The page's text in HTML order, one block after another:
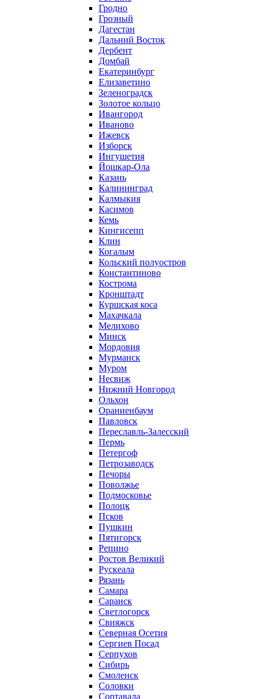
Гродно
Грозный
Дагестан
Дальний Восток
Дербент
Домбай
Екатеринбург
Елизаветино
Зеленоградск
Золотое кольцо
Ивангород
Иваново
Ижевск
Изборск
Ингушетия
Йошкар-Ола
Казань
Калининград
Калмыкия
Касимов
Кемь
Кингисепп
Клин
Когалым
Кольский полуостров
Константиново
Кострома
Кронштадт
Куршская коса
Махачкала
Мелихово
Минск
Мордовия
Мурманск
Муром
Несвиж
Нижний Новгород
Ольхон
Ораниенбаум
Павловск
Переславль-Залесский
Пермь
Петергоф
Петрозаводск
Печоры
Поволжье
Подмосковье
Полоцк
Псков
Пушкин
Пятигорск
Репино
Ростов Великий
Рускеала
Рязань
Самара
Саранск
Светлогорск
Свияжск
Северная Осетия
Сергиев Посад
Серпухов
Сибирь
Смоленск
Соловки
Сортавала